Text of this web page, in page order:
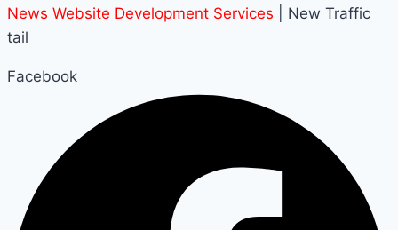
News Website Development Services | New Traffic
tail
Facebook